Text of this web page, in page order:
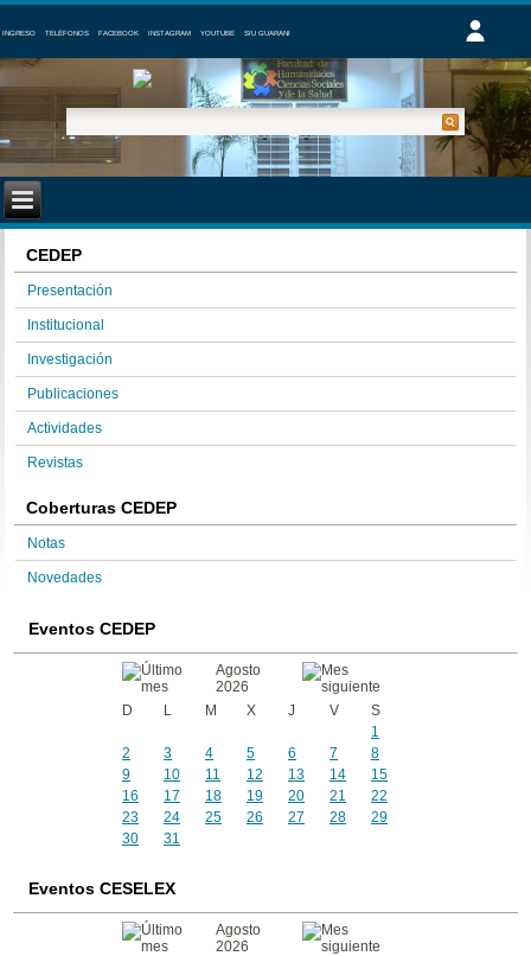
INGRESO TELÉFONOS FACEBOOK INSTAGRAM YOUTUBE SIU GUARANI
CEDEP
Presentación
Institucional
Investigación
Publicaciones
Actividades
Revistas
Coberturas CEDEP
Notas
Novedades
Eventos CEDEP
Agosto
2026
D
L M X J V
S
1
2
3 4 5 6 7
8
9
10 11 12 13 14
15
16
17 18 19 20 21
22
23
24 25 26 27 28
29
30
31
Eventos CESELEX
Agosto
2026